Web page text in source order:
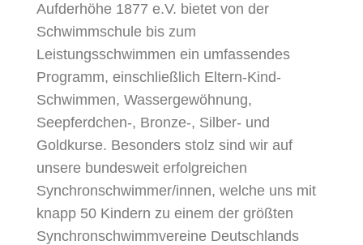
Aufderhöhe 1877 e.V. bietet von der
Schwimmschule bis zum
Leistungsschwimmen ein umfassendes
Programm, einschließlich Eltern-Kind-
Schwimmen, Wassergewöhnung,
Seepferdchen-, Bronze-, Silber- und
Goldkurse. Besonders stolz sind wir auf
unsere bundesweit erfolgreichen
Synchronschwimmer/innen, welche uns mit
knapp 50 Kindern zu einem der größten
Synchronschwimmvereine Deutschlands